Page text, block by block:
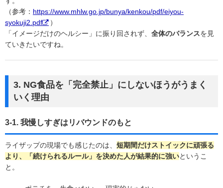
（参考： https://www.mhlw.go.jp/bunya/kenkou/pdf/eiyou-
syokuji2.pdf
）
「イメージだけのヘルシー」に振り回されず、 全体のバランスを見
ていきたいですね。
3. NG食品を「完全禁止」にしないほうがうまく
いく理由
3-1. 我慢しすぎはリバウンドのもと
ライザップの現場でも感じたのは、 短期間だけストイックに頑張る
より、「続けられるルール」を決めた人が結果的に強いというこ
と。